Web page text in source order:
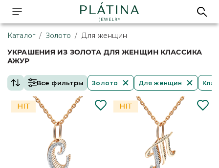
Каталог / Золото / Для женщин
УКРАШЕНИЯ ИЗ ЗОЛОТА ДЛЯ ЖЕНЩИН КЛАССИКА
АЖУР
Все фильтры Золото Для женщин